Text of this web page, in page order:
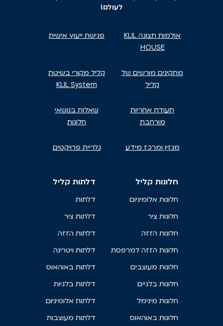
לעולם!
אולמות תצוגה KLIL
HOUSE
פגישת ייעוץ אישית
מתקינים מורשים של
קליל
קליל מקורי בשיטת
KLIL System
תעודת אחריות
מורחבת
שאלות בנושאי
חלונות
מגזין ומרכז מידע גלריית פרויקטים
חלונות קליל
חלונות אלומיניום
חלונות ציר
חלונות הזזה
חלונות הזזה למרפסת
חלונות מעוצבים
חלונות בלגיים
חלונות מינימל
חלונות באוהאוס
דלתות קליל
דלתות
דלתות ציר
דלתות הזזה
דלתות ויטרינה
דלתות באוהאוס
דלתות בלגיות
דלתות אלומיניום
דלתות מעוצבות